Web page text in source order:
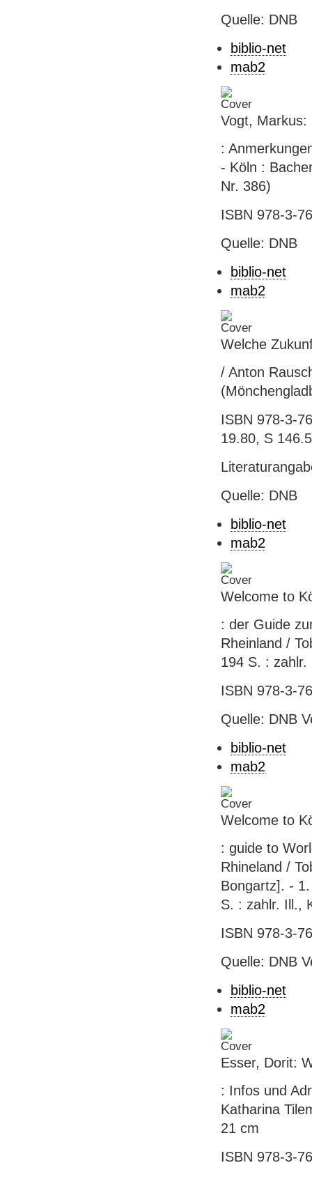
Quelle: DNB
biblio-net
mab2
Vogt, Markus:
:
- Köln :
Nr. 386)
ISBN 978-3-
Quelle: DNB
biblio-net
mab2
Welche
/ Anton
ISBN 978-3-
19.80, S
Quelle: DNB
biblio-net
mab2
Welcome to
: der Guide
Rheinland /
194 S. :
ISBN 978-3-
Quelle: DNB
biblio-net
mab2
Welcome to
: guide to
Rhineland /
Bongartz]. -
S. : zahlr. Ill.,
ISBN 978-3-
Quelle: DNB
biblio-net
mab2
Esser, Dorit:
: Infos und
Katharina
21 cm
ISBN 978-3-